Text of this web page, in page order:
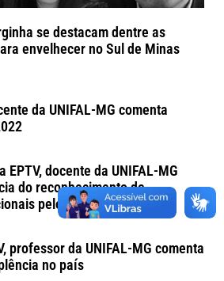
se destacam dentre as
envelhecer no Sul de Minas
da UNIFAL-MG comenta
EPTV, docente da UNIFAL-MG
do reconhecimento de
pelo Censo 2022
professor da UNIFAL-MG comenta
no país